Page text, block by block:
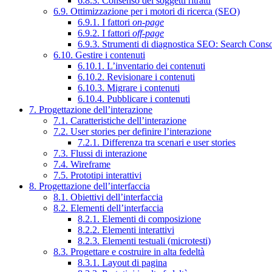
6.9. Ottimizzazione per i motori di ricerca (SEO)
6.9.1. I fattori on-page
6.9.2. I fattori off-page
6.9.3. Strumenti di diagnostica SEO: Search
6.10. Gestire i contenuti
6.10.1. L’inventario dei contenuti
6.10.2. Revisionare i contenuti
6.10.3. Migrare i contenuti
6.10.4. Pubblicare i contenuti
7. Progettazione dell’interazione
7.1. Caratteristiche dell’interazione
7.2. User stories per definire l’interazione
7.2.1. Differenza tra scenari e user stories
7.3. Flussi di interazione
7.4. Wireframe
7.5. Prototipi interattivi
8. Progettazione dell’interfaccia
8.1. Obiettivi dell’interfaccia
8.2. Elementi dell’interfaccia
8.2.1. Elementi di composizione
8.2.2. Elementi interattivi
8.2.3. Elementi testuali (microtesti)
8.3. Progettare e costruire in alta fedeltà
8.3.1. Layout di pagina